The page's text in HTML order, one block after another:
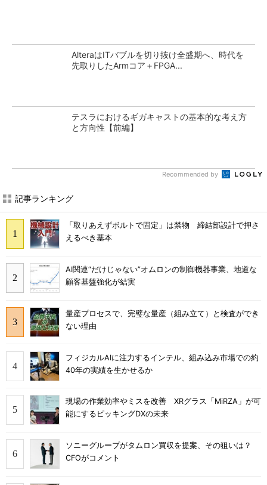
AlteraはITバブルを切り抜け全盛期へ、時代を
先取りしたArmコア＋FPGA...
テスラにおけるギガキャストの基本的な考え方
と方向性【前編】
Recommended by
記事ランキング
「取りあえずボルトで固定」は禁物 締結部設計で押さ
えるべき基本
AI関連“だけじゃない”オムロンの制御機器事業、地道な
顧客基盤強化が結実
量産プロセスで、完璧な量産（組み立て）と検査ができ
ない理由
フィジカルAIに注力するインテル、組み込み市場での約
40年の実績を生かせるか
現場の作業効率やミスを改善 XRグラス「MiRZA」が可
能にするピッキングDXの未来
ソニーグループがタムロン買収を提案、その狙いは？
CFOがコメント